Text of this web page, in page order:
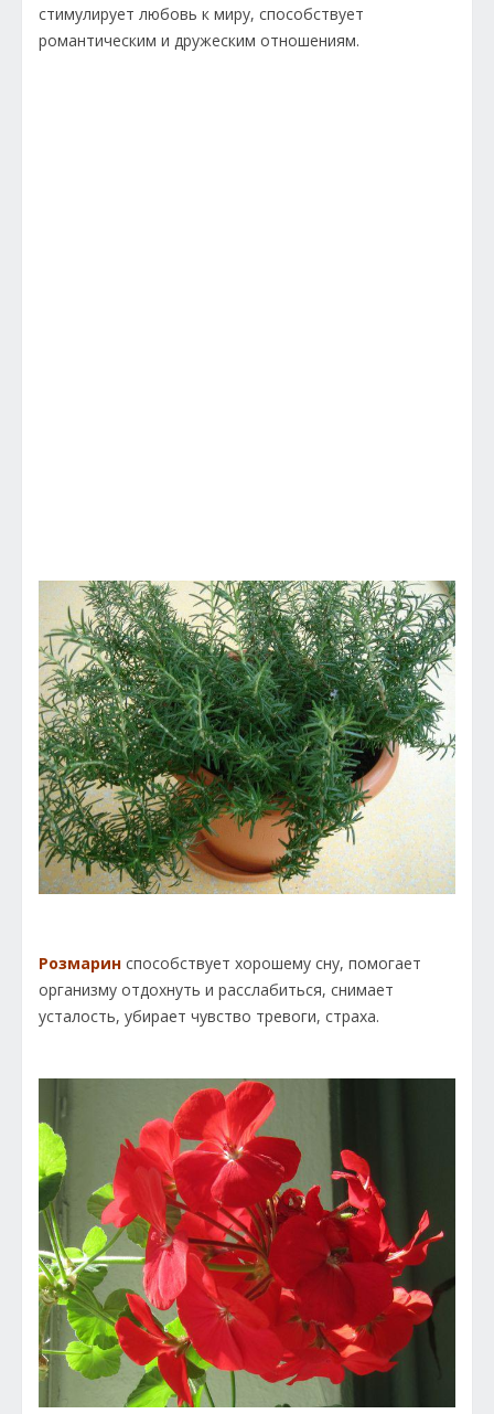
стимулирует любовь к миру, способствует
романтическим и дружеским отношениям.
Розмарин способствует хорошему сну, помогает
организму отдохнуть и расслабиться, снимает
усталость, убирает чувство тревоги, страха.